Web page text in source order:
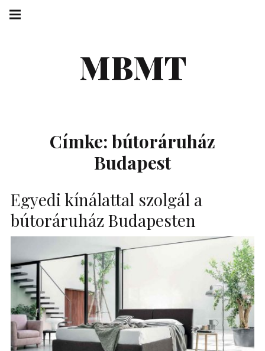
Skip
MBMT
navigation
Címke: bútoráruház
Budapest
Egyedi kínálattal szolgál a
bútoráruház Budapesten